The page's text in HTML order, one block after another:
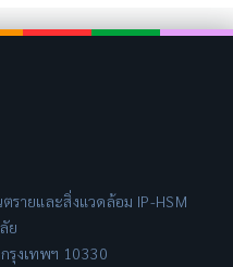
รายและสิ่งแวดล้อม IP-HSM
ย
รุงเทพฯ 10330